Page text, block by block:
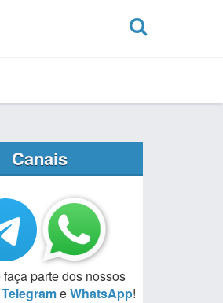
Canais
parte dos nossos
TelegrameWhatsApp!